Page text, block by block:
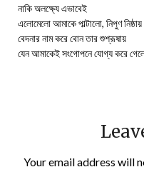
নাকি অলক্ষ্যে এভাবেই
এলোমেলো আমাকে পাল্টালো, নিপুণ নিষ্ঠায়
বেদনার নাম করে বোন তার শুশ্রূষায়
যেন আমাকেই সংগোপনে যোগ্য করে
Your email address will